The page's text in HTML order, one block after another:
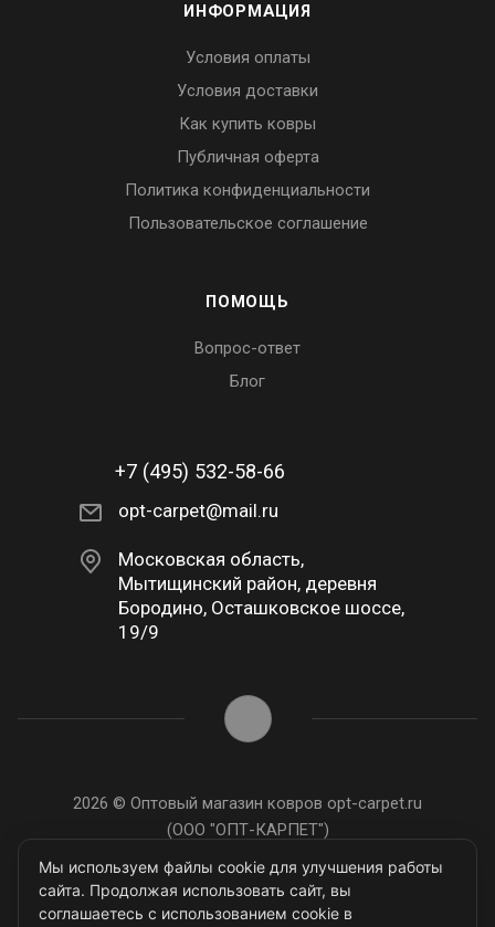
ИНФОРМАЦИЯ
Условия оплаты
Условия доставки
Как купить ковры
Публичная оферта
Политика конфиденциальности
Пользовательское соглашение
ПОМОЩЬ
Вопрос-ответ
Блог
+7 (495) 532-58-66
opt-carpet@mail.ru
Московская область,
Мытищинский район, деревня
Бородино, Осташковское шоссе,
19/9
2026 © Оптовый магазин ковров opt-carpet.ru
(ООО "ОПТ-КАРПЕТ")
ИНН: 7743907105
Мы используем файлы cookie для улучшения работы
сайта. Продолжая использовать сайт, вы
соглашаетесь с использованием cookie в